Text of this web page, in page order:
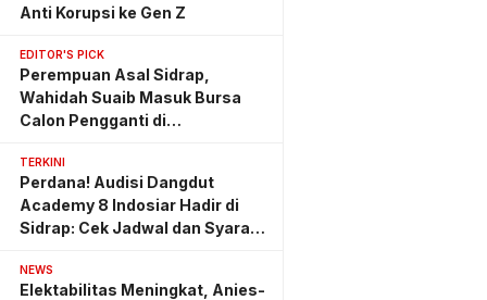
Anti Korupsi ke Gen Z
EDITOR'S PICK
Perempuan Asal Sidrap,
Wahidah Suaib Masuk Bursa
Calon Pengganti di
TERKINI
Perdana! Audisi Dangdut
Academy 8 Indosiar Hadir di
Sidrap: Cek Jadwal dan Syarat
NEWS
Elektabilitas Meningkat, Anies-